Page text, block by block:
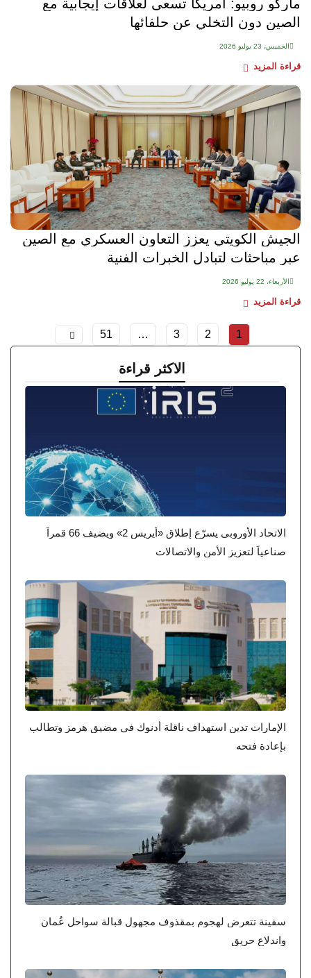
ماركو روبيو: أمريكا تسعى لعلاقات إيجابية مع
الصين دون التخلي عن حلفائها
الخميس، 23 يوليو 2026
قراءة المزيد
الجيش الكويتي يعزز التعاون العسكري مع الصين
عبر مباحثات لتبادل الخبرات الفنية
الأربعاء، 22 يوليو 2026
قراءة المزيد
1
2
3
…
51
الاكثر قراءة
الاتحاد الأوروبي يسرّع إطلاق «أيريس 2» ويضيف 66 قمراً
صناعياً لتعزيز الأمن والاتصالات
الإمارات تدين استهداف ناقلة أدنوك في مضيق هرمز وتطالب
بإعادة فتحه
سفينة تتعرض لهجوم بمقذوف مجهول قبالة سواحل عُمان
واندلاع حريق